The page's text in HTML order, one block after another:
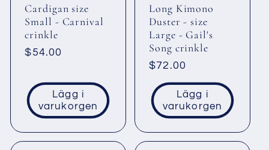
Cardigan size
Small - Carnival
crinkle
Ordinarie
$54.00
Lägg i
varukorgen
Long Kimono
Duster - size
Large - Gail's
Song crinkle
Ordinarie
pris
$72.00
Lägg i
varukorgen